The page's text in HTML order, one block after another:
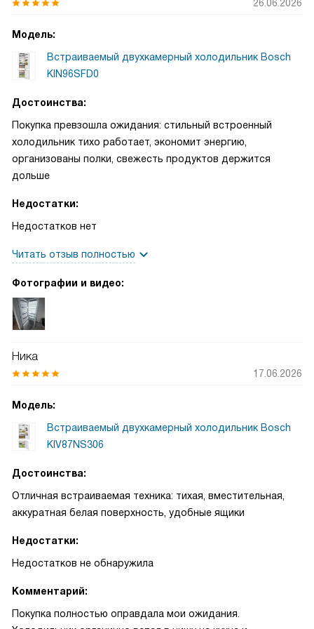
26.06.2026
Модель:
Встраиваемый двухкамерный холодильник Bosch
KIN96SFD0
Достоинства:
Покупка превзошла ожидания: стильный встроенный
холодильник тихо работает, экономит энергию,
организованы полки, свежесть продуктов держится
дольше
Недостатки:
Недостатков нет
Читать отзыв полностью
Фотографии и видео:
Ника
17.06.2026
Модель:
Встраиваемый двухкамерный холодильник Bosch
KIV87NS306
Достоинства:
Отличная встраиваемая техника: тихая, вместительная,
аккуратная белая поверхность, удобные ящики
Недостатки:
Недостатков не обнаружила
Комментарий:
Покупка полностью оправдала мои ожидания.